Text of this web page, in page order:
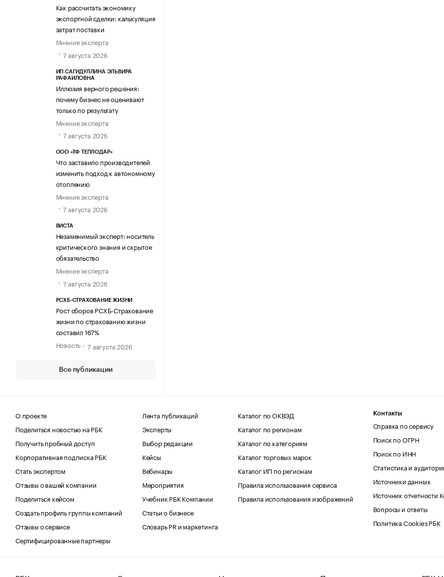
Как рассчитать экономику
экспортной сделки: калькуляция
затрат поставки
Мнение эксперта
7 августа 2026
ИП САГИДУЛЛИНА ЭЛЬВИРА
РАФАИЛОВНА
Иллюзия верного решения:
почему бизнес не оценивают
только по результату
Мнение эксперта
7 августа 2026
ООО «ТФ ТЕПЛОДАР»
Что заставило производителей
изменить подход к автономному
отоплению
Мнение эксперта
7 августа 2026
ВИСТА
Незаменимый эксперт: носитель
критического знания и скрытое
обязательство
Мнение эксперта
7 августа 2026
РСХБ-СТРАХОВАНИЕ ЖИЗНИ
Рост сборов РСХБ-Страхование
жизни по страхованию жизни
составил 167%
Новость
7 августа 2026
Все публикации
О проекте
Поделиться новостью на РБК
Получить пробный доступ
Корпоративная подписка РБК
Стать экспертом
Отзывы о вашей компании
Поделиться кейсом
Создать профиль группы компаний
Отзывы о сервисе
Сертифицированные партнеры
Лента публикаций
Эксперты
Выбор редакции
Кейсы
Вебинары
Мероприятия
Учебник РБК Компании
Статьи о бизнесе
Словарь PR и маркетинга
Каталог по ОКВЭД
Каталог по регионам
Каталог по категориям
Каталог торговых марок
Каталог ИП по регионам
Правила использования сервиса
Правила использования изображений
Контакты
Справка по сервису
Поиск по ОГРН
Поиск по ИНН
Статистика и
Источники данных
Источник отчетности
Вопросы и ответы
Политика Cookies РБК